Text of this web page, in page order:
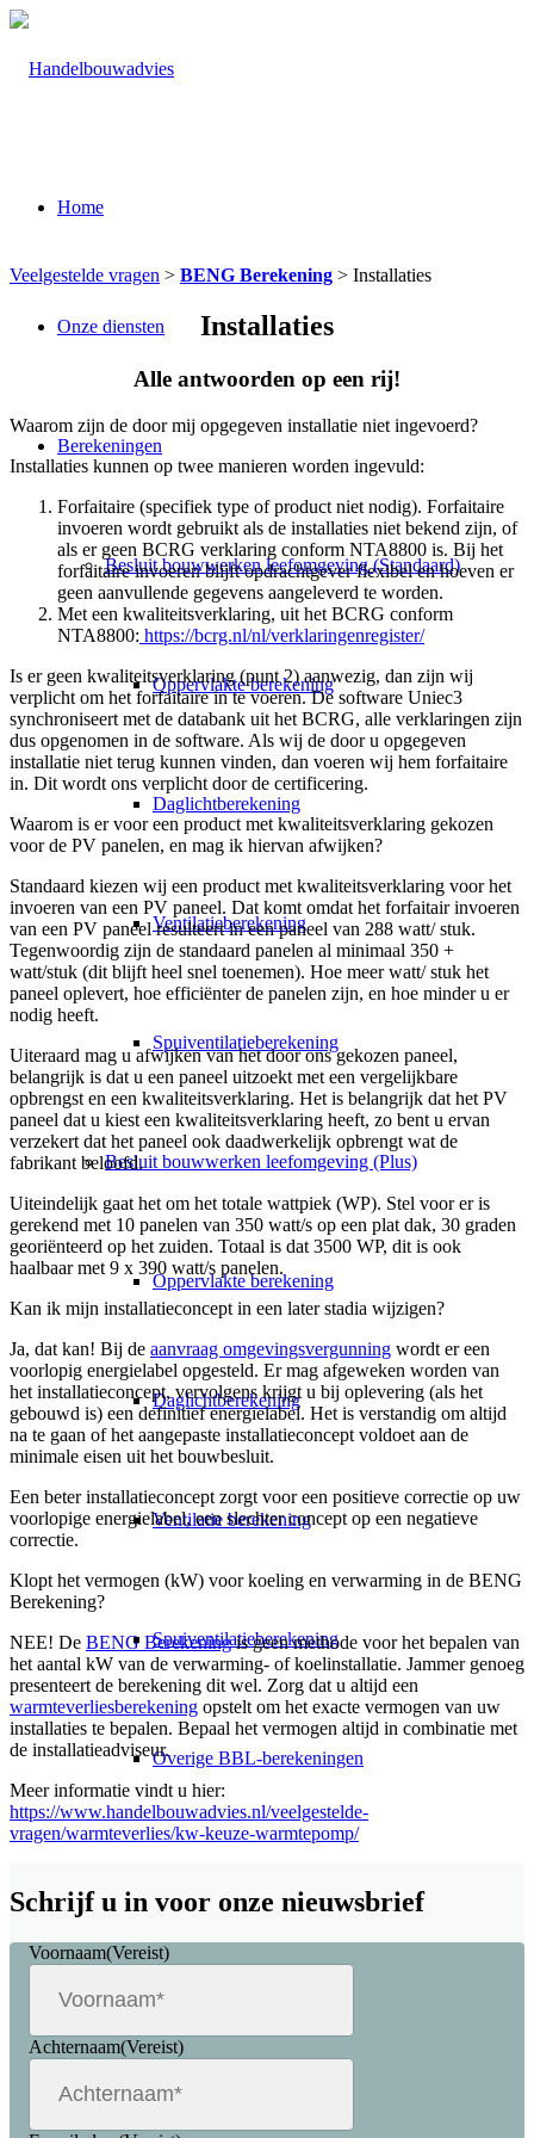
Home
Onze diensten
Berekeningen
Besluit bouwwerken leefomgeving (Standaard)
Oppervlakte berekening
Daglichtberekening
Ventilatieberekening
Spuiventilatieberekening
Besluit bouwwerken leefomgeving (Plus)
Oppervlakte berekening
Daglichtberekening
Ventilatie berekening
Spuiventilatieberekening
Overige BBL-berekeningen
GTO-Berekening
Veelgestelde vragen > BENG Berekening > Installaties
Installaties
Alle antwoorden op een rij!
Waarom zijn de door mij opgegeven installatie niet ingevoerd?
Installaties kunnen op twee manieren worden ingevuld:
Forfaitaire (specifiek type of product niet nodig). Forfaitaire
invoeren wordt gebruikt als de installaties niet bekend zijn, of
als er geen BCRG verklaring conform NTA8800 is. Bij het
forfaitaire invoeren blijft opdrachtgever flexibel en hoeven er
geen aanvullende gegevens aangeleverd te worden.
Met een kwaliteitsverklaring, uit het BCRG conform
NTA8800: https://bcrg.nl/nl/verklaringenregister/
Is er geen kwaliteitsverklaring (punt 2) aanwezig, dan zijn wij
verplicht om het forfaitaire in te voeren. De software Uniec3
synchroniseert met de databank uit het BCRG, alle verklaringen zijn
dus opgenomen in de software. Als wij de door u opgegeven
installatie niet terug kunnen vinden, dan voeren wij hem forfaitaire
in. Dit wordt ons verplicht door de certificering.
Waarom is er voor een product met kwaliteitsverklaring gekozen
voor de PV panelen, en mag ik hiervan afwijken?
Standaard kiezen wij een product met kwaliteitsverklaring voor het
invoeren van een PV paneel. Dat komt omdat het forfaitair invoeren
van een PV paneel resulteert in een paneel van 288 watt/ stuk.
Tegenwoordig zijn de standaard panelen al minimaal 350 +
watt/stuk (dit blijft heel snel toenemen). Hoe meer watt/ stuk het
paneel oplevert, hoe efficiënter de panelen zijn, en hoe minder u er
nodig heeft.
Uiteraard mag u afwijken van het door ons gekozen paneel,
belangrijk is dat u een paneel uitzoekt met een vergelijkbare
opbrengst en een kwaliteitsverklaring. Het is belangrijk dat het PV
paneel dat u kiest een kwaliteitsverklaring heeft, zo bent u ervan
verzekert dat het paneel ook daadwerkelijk opbrengt wat de
fabrikant beloofd.
Uiteindelijk gaat het om het totale wattpiek (WP). Stel voor er is
gerekend met 10 panelen van 350 watt/s op een plat dak, 30 graden
georiënteerd op het zuiden. Totaal is dat 3500 WP, dit is ook
haalbaar met 9 x 390 watt/s panelen.
Kan ik mijn installatieconcept in een later stadia wijzigen?
Ja, dat kan! Bij de aanvraag omgevingsvergunning wordt er een
voorlopig energielabel opgesteld. Er mag afgeweken worden van
het installatieconcept, vervolgens krijgt u bij oplevering (als het
gebouwd is) een definitief energielabel. Het is verstandig om altijd
na te gaan of het aangepaste installatieconcept voldoet aan de
minimale eisen uit het bouwbesluit.
Een beter installatieconcept zorgt voor een positieve correctie op uw
voorlopige energielabel, een slechter concept op een negatieve
correctie.
Klopt het vermogen (kW) voor koeling en verwarming in de BENG
Berekening?
NEE! De BENG Berekeningis geen methode voor het bepalen van
het aantal kW van de verwarming- of koelinstallatie. Jammer genoeg
presenteert de berekening dit wel. Zorg dat u altijd een
warmteverliesberekening opstelt om het exacte vermogen van uw
installaties te bepalen. Bepaal het vermogen altijd in combinatie met
de installatieadviseur.
Meer informatie vindt u hier:
https://www.handelbouwadvies.nl/veelgestelde-
vragen/warmteverlies/kw-keuze-warmtepomp/
Schrijf u in voor onze nieuwsbrief
Voornaam(Vereist)
Achternaam(Vereist)